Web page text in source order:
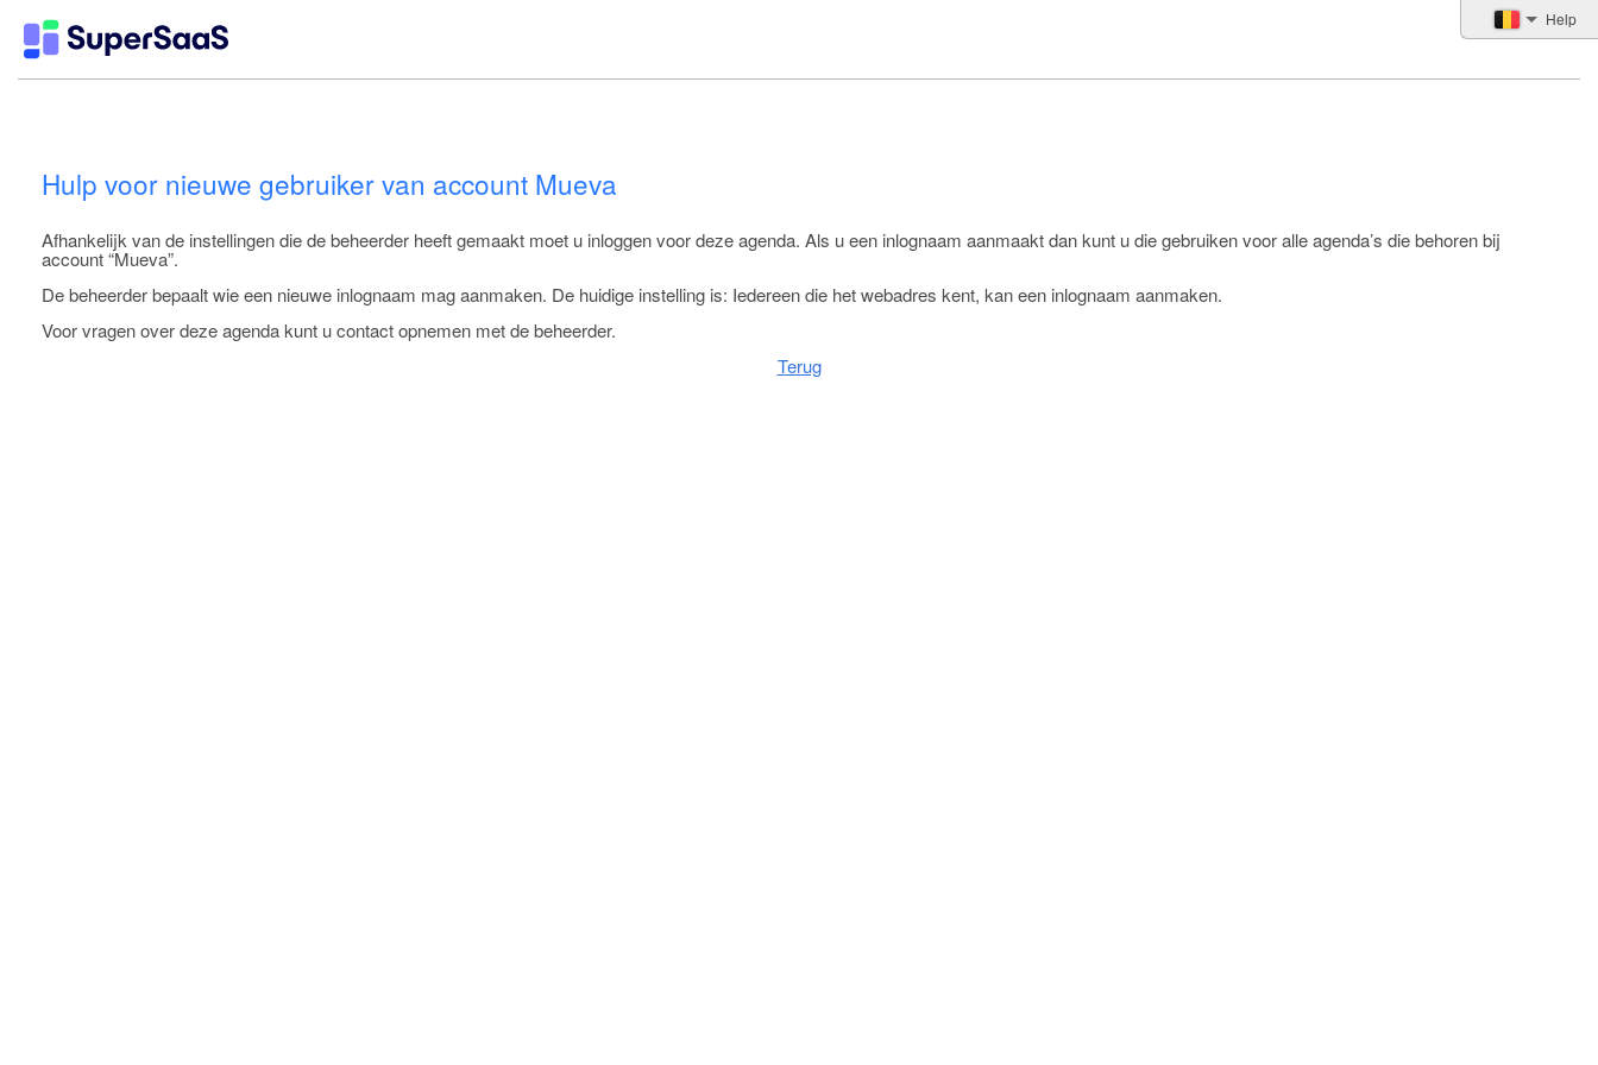
Help
Hulp voor nieuwe gebruiker van account Mueva
Afhankelijk van de instellingen die de beheerder heeft gemaakt moet u inloggen voor deze agenda. Als u een inlognaam aanmaakt dan kunt u die gebruiken voor alle agenda’s die behoren bij
account “Mueva”.
De beheerder bepaalt wie een nieuwe inlognaam mag aanmaken. De huidige instelling is: Iedereen die het webadres kent, kan een inlognaam aanmaken.
Voor vragen over deze agenda kunt u contact opnemen met de beheerder.
Terug